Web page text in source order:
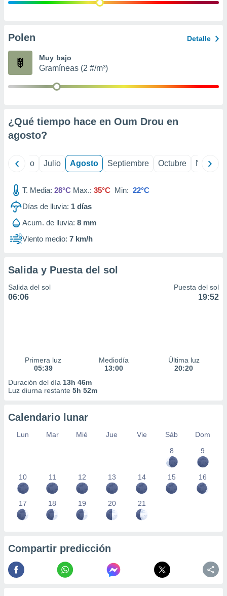
publicidad
de
Polen Detalle
Muy bajo
Gramíneas (2 #/m³)
¿Qué tiempo hace en Oum Drou en
agosto?
Junio Julio Agosto Septiembre Octubre
T. Media: 28°C Max.: 35°C Min: 22°C
Días de lluvia: 1 días
Acum. de lluvia: 8 mm
Viento medio: 7 km/h
Salida y Puesta del sol
Salida del sol
06:06
Puesta del sol
19:52
Primera luz
05:39
Mediodía
13:00
Última luz
20:20
Duración del día 13h 46m
Luz diurna restante 5h 52m
Calendario lunar
Lun Mar Mié Jue Vie Sáb
Dom
8
9
10 11 12 13 14 15 16
17 18 19 20 21
Compartir predicción